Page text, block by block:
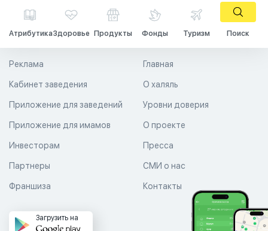
АтрибутикаЗдоровье Продукты Фонды Туризм Поиск
Главная
О халяль
Уровни доверия
Реклама
Кабинет заведения
Приложение для заведений
Приложение для имамов О проекте
Пресса
СМИ о нас
Контакты
Инвесторам
Партнеры
Франшиза
Загрузить на